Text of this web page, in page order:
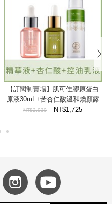
【訂閱制賣場】肌可佳膠原蛋白
原液30mL+苦杏仁酸溫和煥顏露
30mL+茶樹控油保濕乳100mL
NT$2,930 NT$1,725